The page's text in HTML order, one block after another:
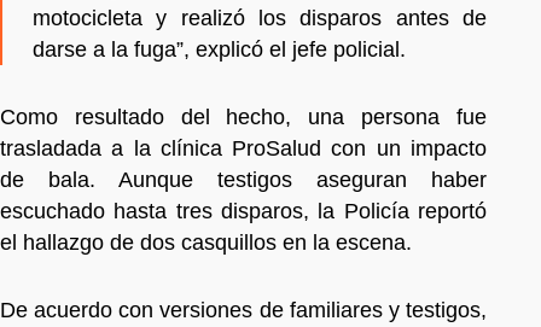
motocicleta y realizó los disparos antes de
darse a la fuga”, explicó el jefe policial.
Como resultado del hecho, una persona fue
trasladada a la clínica ProSalud con un impacto
de bala. Aunque testigos aseguran haber
escuchado hasta tres disparos, la Policía reportó
el hallazgo de dos casquillos en la escena.
De acuerdo con versiones de familiares y testigos,